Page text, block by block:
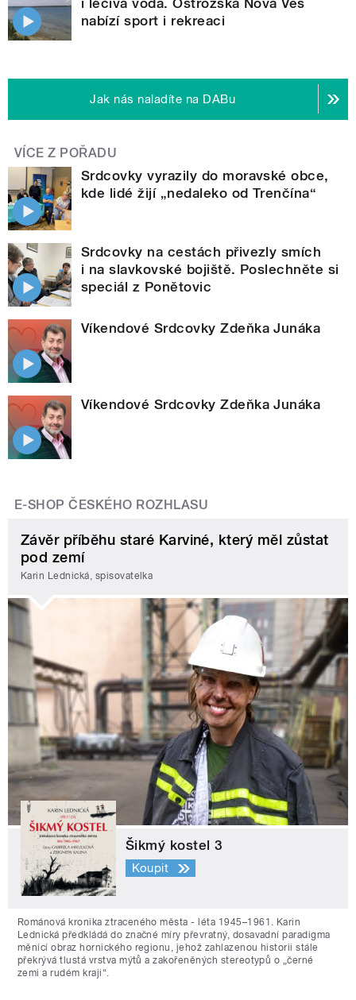
nabízí sport i rekreaci
Jak nás naladíte na DABu
VÍCE Z POŘADU
Srdcovky vyrazily do moravské obce,
kde lidé žijí „nedaleko od Trenčína“
Srdcovky na cestách přivezly smích
i na slavkovské bojiště. Poslechněte si
speciál z Ponětovic
Víkendové Srdcovky Zdeňka Junáka
Víkendové Srdcovky Zdeňka Junáka
E-SHOP ČESKÉHO ROZHLASU
Závěr příběhu staré Karviné, který měl zůstat
pod zemí
Karin Lednická, spisovatelka
Šikmý kostel 3
Koupit
Románová kronika ztraceného města - léta 1945–1961. Karin
Lednická předkládá do značné míry převratný, dosavadní paradigma
měnící obraz hornického regionu, jehož zahlazenou historii stále
překrývá tlustá vrstva mýtů a zakořeněných stereotypů o „černé
zemi a rudém kraji“.